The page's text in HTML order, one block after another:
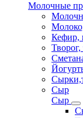
Молочные
Кефир,
Сыр
Сыр